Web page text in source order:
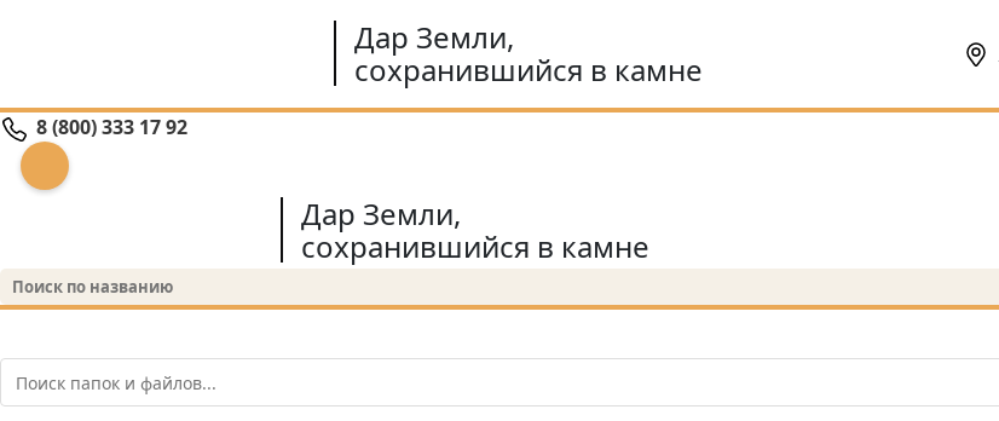
Дар Земли,
сохранившийся в камне
8 (800) 333 17 92
Дар Земли,
сохранившийся в камне